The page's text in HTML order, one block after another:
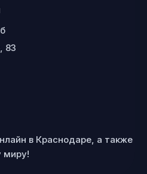
83
в Краснодаре, а также
миру!